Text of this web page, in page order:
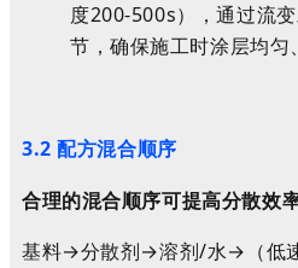
度200-500s），通过流
节，确保施工时涂层均匀
3.2 配方混合顺序
合理的混合顺序可提高分散效
基料→分散剂→溶剂/水→（低